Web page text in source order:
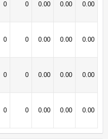
0 0 0.00 0.00 0.00
0 0 0.00 0.00 0.00
0 0 0.00 0.00 0.00
0 0 0.00 0.00 0.00